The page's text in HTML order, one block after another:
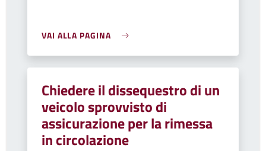
VAI ALLA PAGINA
Chiedere il dissequestro di un
veicolo sprovvisto di
assicurazione per la rimessa
in circolazione